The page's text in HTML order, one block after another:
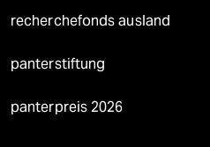
recherchefonds ausland
panterstiftung
panterpreis 2026